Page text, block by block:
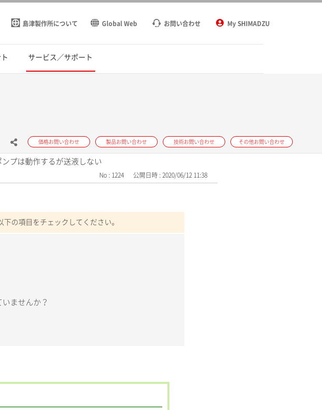
島津製作所について Global Web お問い合わせ My SHIMADZU
サービス／サポート
価格お問い合わせ 製品お問い合わせ 技術お問い合わせ その他お問い合わせ
ンプは動作するが送液しない
No : 1224 公開日時 : 2020/06/12 11:38
の項目をチェックしてください。
ませんか？